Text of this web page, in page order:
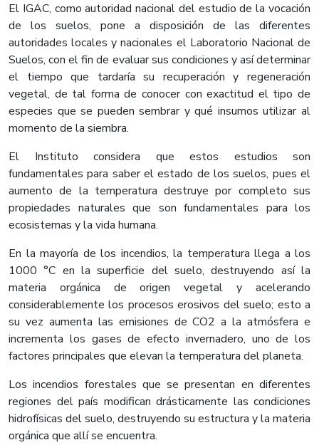
El IGAC, como autoridad nacional del estudio de la vocación
de los suelos, pone a disposición de las diferentes
autoridades locales y nacionales el Laboratorio Nacional de
Suelos, con el fin de evaluar sus condiciones y así determinar
el tiempo que tardaría su recuperación y regeneración
vegetal, de tal forma de conocer con exactitud el tipo de
especies que se pueden sembrar y qué insumos utilizar al
momento de la siembra.
El Instituto considera que estos estudios son
fundamentales para saber el estado de los suelos, pues el
aumento de la temperatura destruye por completo sus
propiedades naturales que son fundamentales para los
ecosistemas y la vida humana.
En la mayoría de los incendios, la temperatura llega a los
1000 °C en la superficie del suelo, destruyendo así la
materia orgánica de origen vegetal y acelerando
considerablemente los procesos erosivos del suelo; esto a
su vez aumenta las emisiones de CO2 a la atmósfera e
incrementa los gases de efecto invernadero, uno de los
factores principales que elevan la temperatura del planeta.
Los incendios forestales que se presentan en diferentes
regiones del país modifican drásticamente las condiciones
hidrofísicas del suelo, destruyendo su estructura y la materia
orgánica que allí se encuentra.